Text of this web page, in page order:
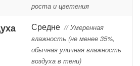
роста и цветения
Средне // Умеренная
влажность (не менее 35%,
обычная уличная влажность
воздуха в тени)